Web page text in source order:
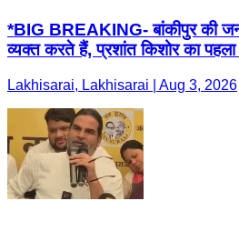
*BIG BREAKING- बांकीपुर की
व्यक्त करते हैं, प्रशांत किशोर का पहला
Lakhisarai, Lakhisarai | Aug 3, 2026